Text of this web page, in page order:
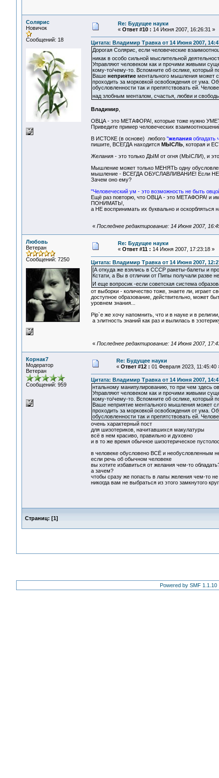
Солярис
Новичок
Сообщений: 18
Re: Будущее науки
« Ответ #10 : 14 Июня 2007, 16:26:31 »
Цитата: Владимир Травка от 14 Июня 2007,
Дорогая Солярис, если человеческие
никак в особо сильной мыслительной
Управляют человеком как и прочими живыми
кому-то/чему-то. Вспомните об ослике, который
Ваше неприятиементального мышления может
проходить за морковкой освобождения от ума.
обусловленности так и препятствовать ей.
над злобным менталом, счастья, любви и
Владимир,
ОВЦА - это МЕТАФОРА!, которые тоже нужно
Приведите пример человеческих
В ИСТОКЕ (в основе) любого "желанияобладать
пишите, ВСЕГДА находится МЫСЛЬ, которая и
Желания - это только ДЫМ от огня (МЫСЛИ), и
Мышление может только МЕНЯТЬ одну
мышление - ВСЕГДА ОБУСЛАВЛИВАНИЕ! Если
Зачем оно ему?
"Человеческий ум - это возможность не быть
Ещё раз повторю, что ОВЦА - это МЕТАФОРА! и
ПОНИМАТЬ!,
а НЕ воспринимать их буквально и
« Последнее редактирование: 14 Июня 2007,
Любовь
Ветеран
Сообщений: 7250
Re: Будущее науки
« Ответ #11 : 14 Июня 2007, 17:23:18 »
Цитата: Владимир Травка от 14 Июня 2007,
[А откуда же взялись в СССР ракеты-балеты и
Кстати, а Вы в отличии от Пипы получали разве
И еще вопросик -если советская система
от выборки - количество тоже, знаете ли, играет
доступное образование, действительно, может
уровнем знания...
Pip`е же хочу напомнить, что и в науке и в
а элитность знаний как раз и вылилась в
« Последнее редактирование: 14 Июня 2007,
Корнак7
Модератор
Ветеран
Сообщений: 959
Re: Будущее науки
« Ответ #12 : 01 Февраля 2023, 11:45:40
Цитата: Владимир Травка от 14 Июня 2007,
нтальному манипулированию, то при чем здесь
Управляют человеком как и прочими живыми
кому-то/чему-то. Вспомните об ослике, который
Ваше неприятие ментального мышления может
проходить за морковкой освобождения от ума.
обусловленности так и препятствовать ей.
очень характерный пост
для шизотериков, начитавшихся макулатуры
всё в нем красиво, правильно и духовно
и в то же время обычное шизотерическое
в человеке обусловено ВСЁ и необусловленным
если речь об обычном человеке
вы хотите избавиться от желания чем-то
а зачем?
чтобы сразу же попасть в лапы желения чем-то не
никогда вам не выбраться из этого замкнутого
Страниц: [1]
Powered by SMF 1.1.10